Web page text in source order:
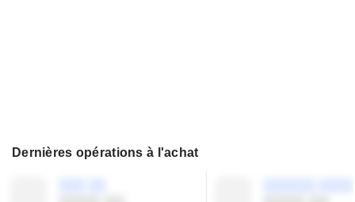
Dernières opérations à l'achat